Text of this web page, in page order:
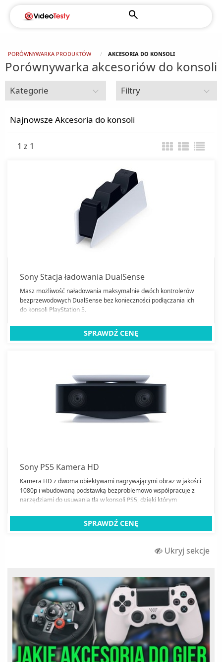
PORÓWNYWARKA PRODUKTÓW AKCESORIA DO KONSOLI
Porównywarka akcesoriów do konsoli
Kategorie Filtry
Akcesoria do konsoli
Zamknij
Najnowsze Akcesoria do konsoli
1 z 1
Sony Stacja ładowania DualSense
Masz możliwość naładowania maksymalnie dwóch kontrolerów
bezprzewodowych DualSense bez konieczności podłączania ich
do konsoli PlayStation 5.
SPRAWDŹ CENĘ
Sony PS5 Kamera HD
Kamera HD z dwoma obiektywami nagrywającymi obraz w jakości
1080p i wbudowaną podstawką bezproblemowo współpracuje z
narzędziami do usuwania tła w konsoli PS5, dzięki którym
SPRAWDŹ CENĘ
Ukryj sekcje